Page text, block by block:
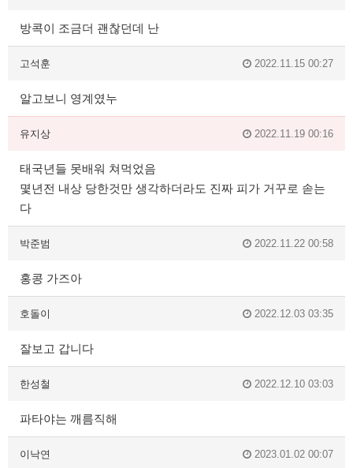
방콕이 조금더 괜찮던데 난
고석훈 2022.11.15 00:27
알고보니 영계였누
유지상 2022.11.19 00:16
태국년들 못배워 쳐먹었음
몇년전 내상 당한것만 생각하더라도 진짜 피가 거꾸로 솓는
다
박준범 2022.11.22 00:58
홍콩 가즈아
호돌이 2022.12.03 03:35
잘보고 갑니다
한성철 2022.12.10 03:03
파타야는 깨름직해
이낙연 2023.01.02 00:07